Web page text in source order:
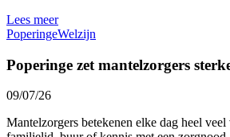
Lees meer
PoperingeWelzijn
Poperinge zet mantelzorgers
09/07/26
Mantelzorgers betekenen elke dag heel veel